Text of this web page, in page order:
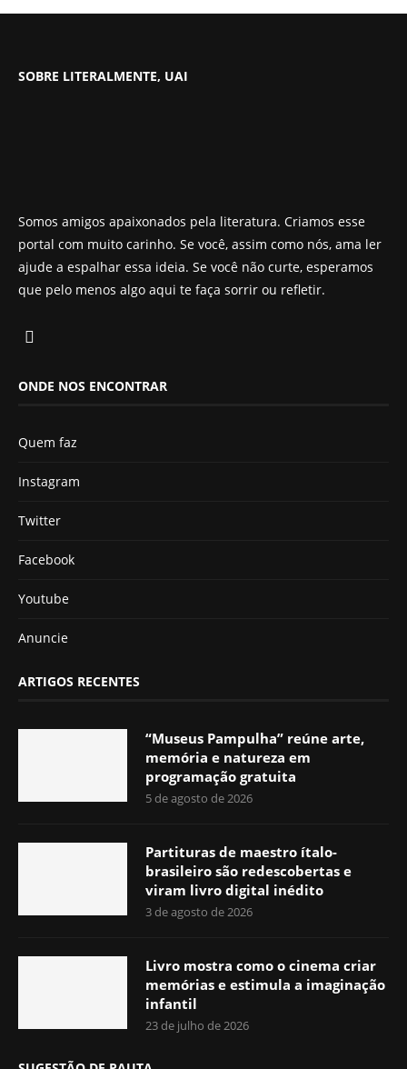
SOBRE LITERALMENTE, UAI
Somos amigos apaixonados pela literatura. Criamos esse
portal com muito carinho. Se você, assim como nós, ama ler
ajude a espalhar essa ideia. Se você não curte, esperamos
que pelo menos algo aqui te faça sorrir ou refletir.
ONDE NOS ENCONTRAR
Quem faz
Instagram
Twitter
Facebook
Youtube
Anuncie
ARTIGOS RECENTES
“Museus Pampulha” reúne arte,
memória e natureza em
programação gratuita
5 de agosto de 2026
Partituras de maestro ítalo-
brasileiro são redescobertas e
viram livro digital inédito
3 de agosto de 2026
Livro mostra como o cinema criar
memórias e estimula a imaginação
infantil
23 de julho de 2026